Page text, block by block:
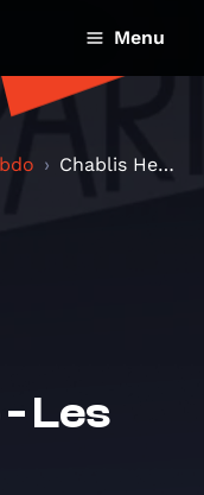
Menu
Chablis Hebdo - Les deux
Les